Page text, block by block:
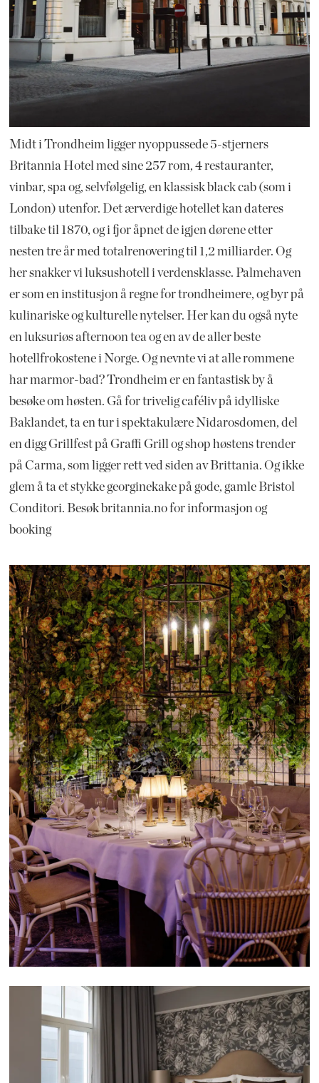
Midt i Trondheim ligger nyoppussede 5-stjerners
Britannia Hotel med sine 257 rom, 4 restauranter,
vinbar, spa og, selvfølgelig, en klassisk black cab (som i
London) utenfor. Det ærverdige hotellet kan dateres
tilbake til 1870, og i fjor åpnet de igjen dørene etter
nesten tre år med totalrenovering til 1,2 milliarder. Og
her snakker vi luksushotell i verdensklasse. Palmehaven
er som en institusjon å regne for trondheimere, og byr på
kulinariske og kulturelle nytelser. Her kan du også nyte
en luksuriøs afternoon tea og en av de aller beste
hotellfrokostene i Norge. Og nevnte vi at alle rommene
har marmor-bad? Trondheim er en fantastisk by å
besøke om høsten. Gå for trivelig caféliv på idylliske
Baklandet, ta en tur i spektakulære Nidarosdomen, del
en digg Grillfest på Graffi Grill og shop høstens trender
på Carma, som ligger rett ved siden av Brittania. Og ikke
glem å ta et stykke georginekake på gode, gamle Bristol
Conditori. Besøk britannia.no for informasjon og
booking